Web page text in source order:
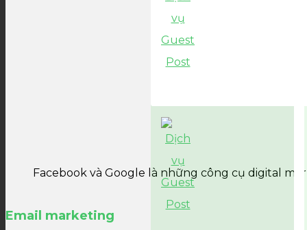
Facebook và Google là những công cụ digital
Email marketing